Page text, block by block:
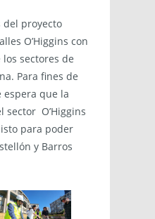
del proyecto
O’Higgins con
sectores de
Para fines de
espera que la
sector O’Higgins
para poder
y Barros